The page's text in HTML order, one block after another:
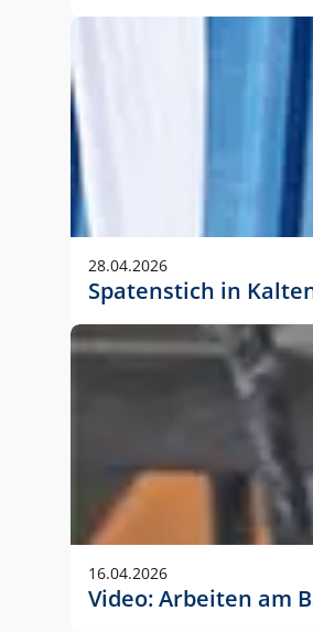
Anwendungsgröße im
Die Logohöhe beträgt 4 –
folgende fest definierte
28.04.2026
Spatenstich in
16.04.2026
Video: Arbeiten am